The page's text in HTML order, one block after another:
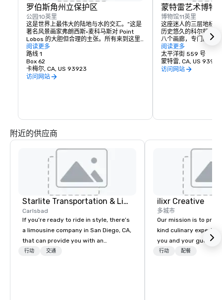
罗伯斯角州立保护区
公园 10英里
这是世界上最伟大的陆地与水的交汇。”这是
著名风景画家弗朗西斯·麦科马斯对 Point
Lobos 的大胆但合理的主张。所有来到这里
的人都同意，这个绿树成荫的岬角的美丽是
无与伦比的。
阅读更多
路线 1
Box 62
卡梅尔, CA, US 93923
访问网站
蒙特雷艺术博物
博物馆11英里
这座迷人的三层地标
历史悠久的科尔顿音
八个画廊，专门展出
摄影和当代艺术。每
参考图书馆都为阅读
的空间。礼品店里有
珠宝和一系列关于你
阅读更多
太平洋街 559 号
蒙特雷, CA, US 93940
访问网站
附近的供应商
Starlite Transportation & Limousines
Carlsbad
If you’re ready to ride in style, there’s
a limousine company in San Diego, CA,
that can provide you with an
impressive range of modern options.
行动 交通
ilixr Creative
多城市
Our mission is to
kind culinary
you and your guests
memories and
行动 配餐